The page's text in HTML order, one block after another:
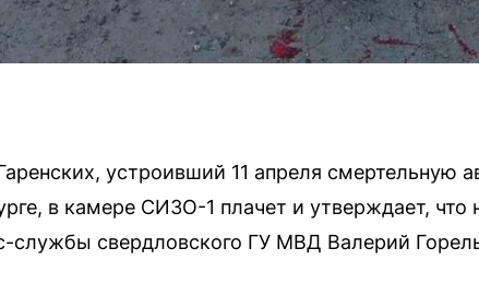
устроивший 11 апреля смертельную
в камере СИЗО-1 плачет и утверждает,
службы свердловского ГУ МВД Валерий